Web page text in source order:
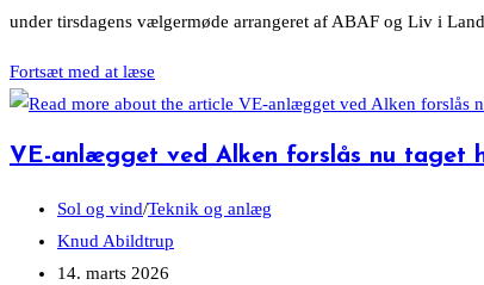
under tirsdagens vælgermøde arrangeret af ABAF og Liv i
Fortsæt med at læse
forslag
vidende
kandidater
grønt
VE-anlægget ved Alken forslås nu taget
Post
category:
Sol og vind/Teknik og anlæg
Post
author:
Knud Abildtrup
Post
14. marts 2026